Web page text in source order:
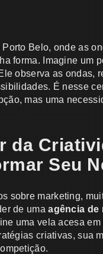
Porto Belo, onde as
forma. Imagine um
observa as ondas,
É nesse
mas uma
da
Seu
sobre marketing,
de umaagência de
uma vela acesa
criativas, sua